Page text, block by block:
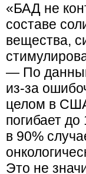
«БАД не
составе
вещества,
— По
из-за
целом в
погибает
в 90%
Это не